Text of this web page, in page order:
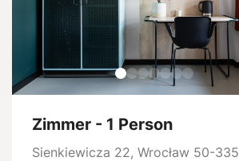
Zimmer - 1 Person
Sienkiewicza 22, Wrocław 50-335